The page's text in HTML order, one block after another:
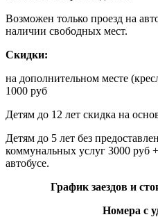
Возможен только проезд на
наличии свободных мест.
Скидки:
на дополнительном месте
1000 руб
Детям до 12 лет скидка на
Детям до 5 лет без
коммунальных услуг 3000 руб
автобусе.
График заездов и
Номера с